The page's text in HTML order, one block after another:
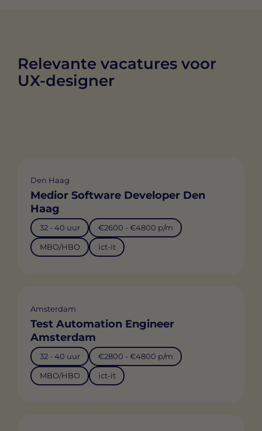
Relevante vacatures voor
UX-designer
Den Haag
Medior Software Developer Den
Haag
32 - 40 uur €2600 - €4800 p/m
MBO/HBO ict-it
Amsterdam
Test Automation Engineer
Amsterdam
32 - 40 uur €2800 - €4800 p/m
MBO/HBO ict-it